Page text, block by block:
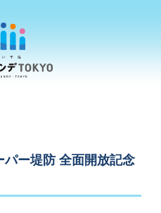
パー堤防 全面開放記念